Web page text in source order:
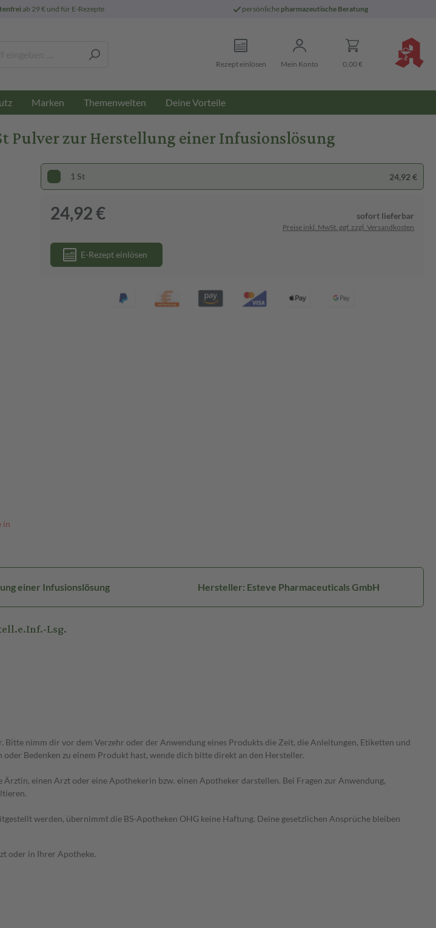
ab 29 € und für E-Rezepte persönliche pharmazeutische Beratung
Rezept einlösen Mein Konto 0,00 €
Marken Themenwelten Deine Vorteile
Pulver zur Herstellung einer Infusionslösung
in
1 St 24,92 €
24,92 € sofort lieferbar
Preise inkl. MwSt. ggf. zzgl. Versandkosten
E-Rezept einlösen
einer Infusionslösung Hersteller: Esteve Pharmaceuticals GmbH
Lsg.
nimm dir vor dem Verzehr oder der Anwendung eines Produkts die Zeit, die Anleitungen, Etiketten und
Bedenken zu einem Produkt hast, wende dich bitte direkt an den Hersteller.
einen Arzt oder eine Apothekerin bzw. einen Apotheker darstellen. Bei Fragen zur Anwendung,
werden, übernimmt die BS-Apotheken OHG keine Haftung. Deine gesetzlichen Ansprüche bleiben
oder in Ihrer Apotheke.